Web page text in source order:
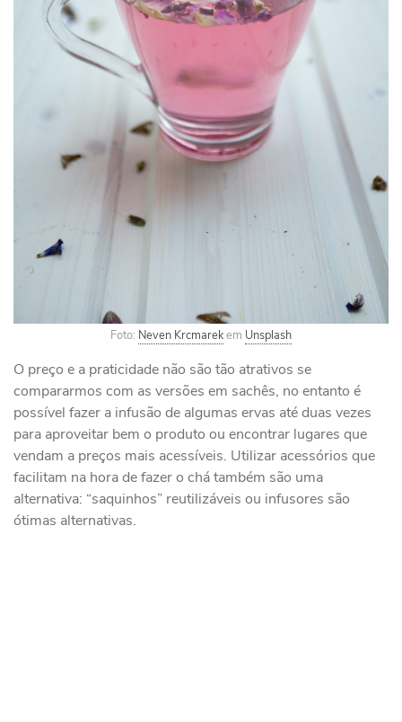
Foto: Neven Krcmarekem Unsplash
O preço e a praticidade não são tão atrativos se
compararmos com as versões em sachês, no entanto é
possível fazer a infusão de algumas ervas até duas vezes
para aproveitar bem o produto ou encontrar lugares que
vendam a preços mais acessíveis. Utilizar acessórios que
facilitam na hora de fazer o chá também são uma
alternativa: “saquinhos” reutilizáveis ou infusores são
ótimas alternativas.